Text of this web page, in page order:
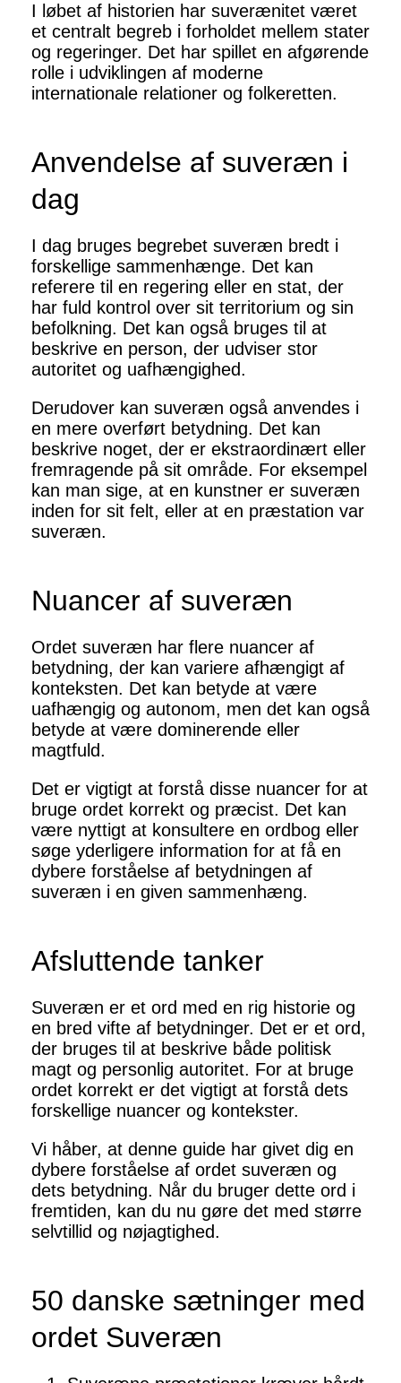
I løbet af historien har suverænitet været
et centralt begreb i forholdet mellem stater
og regeringer. Det har spillet en afgørende
rolle i udviklingen af moderne
internationale relationer og folkeretten.
Anvendelse af suveræn i
dag
I dag bruges begrebet suveræn bredt i
forskellige sammenhænge. Det kan
referere til en regering eller en stat, der
har fuld kontrol over sit territorium og sin
befolkning. Det kan også bruges til at
beskrive en person, der udviser stor
autoritet og uafhængighed.
Derudover kan suveræn også anvendes i
en mere overført betydning. Det kan
beskrive noget, der er ekstraordinært eller
fremragende på sit område. For eksempel
kan man sige, at en kunstner er suveræn
inden for sit felt, eller at en præstation var
suveræn.
Nuancer af suveræn
Ordet suveræn har flere nuancer af
betydning, der kan variere afhængigt af
konteksten. Det kan betyde at være
uafhængig og autonom, men det kan også
betyde at være dominerende eller
magtfuld.
Det er vigtigt at forstå disse nuancer for at
bruge ordet korrekt og præcist. Det kan
være nyttigt at konsultere en ordbog eller
søge yderligere information for at få en
dybere forståelse af betydningen af
suveræn i en given sammenhæng.
Afsluttende tanker
Suveræn er et ord med en rig historie og
en bred vifte af betydninger. Det er et ord,
der bruges til at beskrive både politisk
magt og personlig autoritet. For at bruge
ordet korrekt er det vigtigt at forstå dets
forskellige nuancer og kontekster.
Vi håber, at denne guide har givet dig en
dybere forståelse af ordet suveræn og
dets betydning. Når du bruger dette ord i
fremtiden, kan du nu gøre det med større
selvtillid og nøjagtighed.
50 danske sætninger med
ordet Suveræn